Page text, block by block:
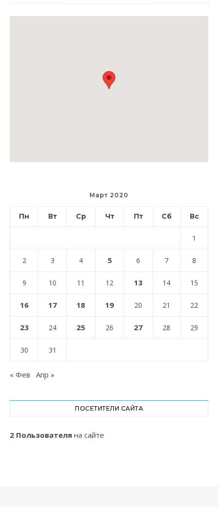
Март 2020
Пн Вт Ср Чт Пт Сб Вс
1
2 3 4 5 6 7 8
9 10 11 12 13 14 15
16 17 18 19 20 21 22
23 24 25 26 27 28 29
30 31
« Фев Апр »
ПОСЕТИТЕЛИ САЙТА
2 Пользователя на сайте